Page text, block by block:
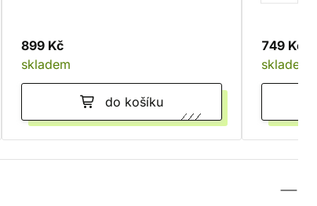
899 Kč
skladem
do košíku
749 Kč
skladem